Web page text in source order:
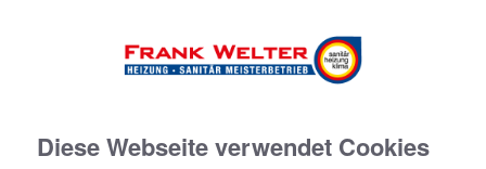
Diese Webseite verwendet Cookies